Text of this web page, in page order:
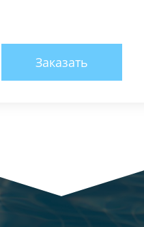
Заказать